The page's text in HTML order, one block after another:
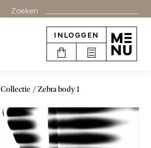
Zoeken
INLOGGEN
Collectie Zebra body 1